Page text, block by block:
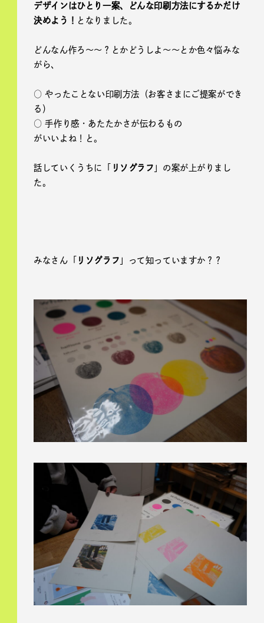
デザインはひとり一案、どんな印刷方法にするかだけ
決めよう！ となりました。
どんなん作ろ〜〜？とかどうしよ〜〜とか色々悩みな
がら、
○ やったことない印刷方法（お客さまにご提案ができ
る）
○ 手作り感・あたたかさが伝わるもの
がいいよね！と。
話していくうちに「 リソグラフ 」の案が上がりまし
た。
みなさん「 リソグラフ 」って知っていますか？？